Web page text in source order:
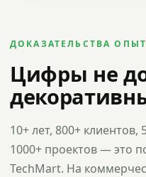
ДОКАЗАТЕЛЬСТВА
Цифры не
10+ лет, 800+ клиентов,
1000+ проектов — это
TechMart. На